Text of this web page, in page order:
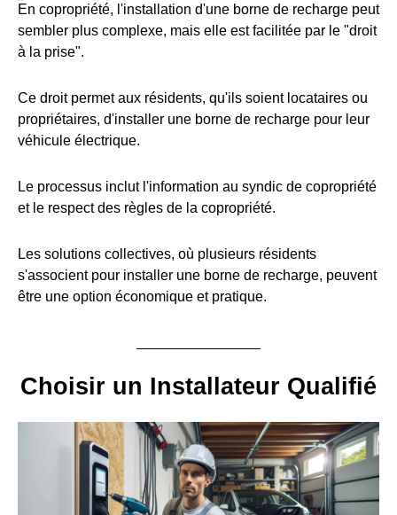
En copropriété, l'installation d'une borne de recharge peut
sembler plus complexe, mais elle est facilitée par le "droit
à la prise".
Ce droit permet aux résidents, qu'ils soient locataires ou
propriétaires, d'installer une borne de recharge pour leur
véhicule électrique.
Le processus inclut l'information au syndic de copropriété
et le respect des règles de la copropriété.
Les solutions collectives, où plusieurs résidents
s'associent pour installer une borne de recharge, peuvent
être une option économique et pratique.
Choisir un Installateur Qualifié